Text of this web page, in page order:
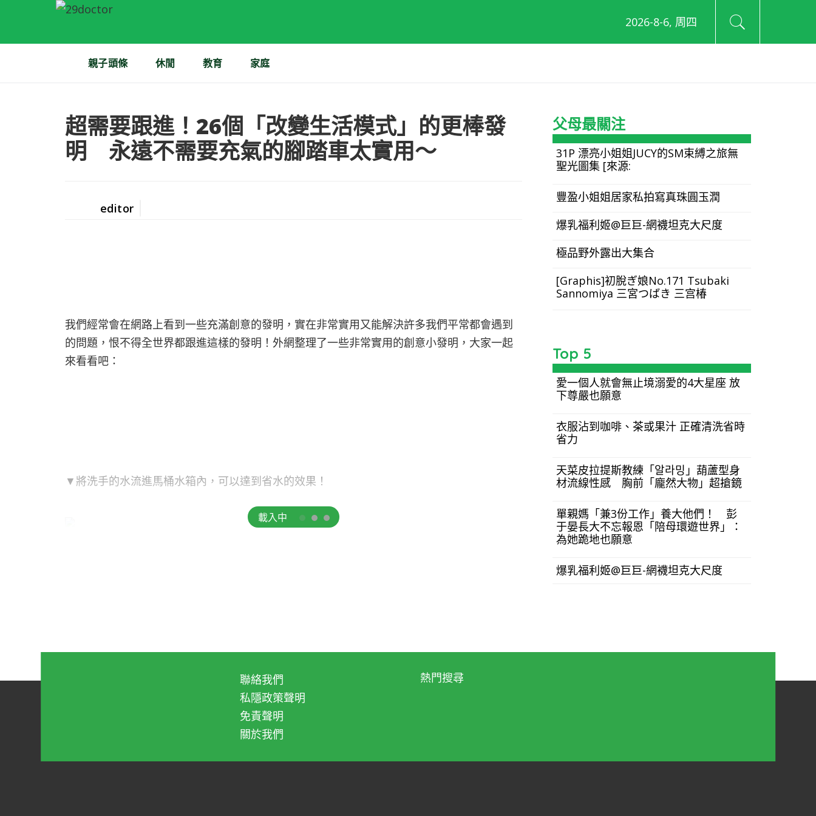
2026-8-6, 周四
親子頭條 休閒 教育 家庭
超需要跟進！26個「改變生活模式」的更棒發
明 永遠不需要充氣的腳踏車太實用～
editor
我們經常會在網路上看到一些充滿創意的發明，實在非常實用又能解決許多我們平常都會遇到
的問題，恨不得全世界都跟進這樣的發明！外網整理了一些非常實用的創意小發明，大家一起
來看看吧：
▼將洗手的水流進馬桶水箱內，可以達到省水的效果！
▼「如果你收集海灘上的一籃垃圾，我們將免費送你一杯咖啡。籃子可以向咖啡店內索取。」
閱讀全文
父母最關注
31P 漂亮小姐姐JUCY的SM束縛之旅無
聖光圖集 [來源:
豐盈小姐姐居家私拍寫真珠圓玉潤
爆乳福利姬@巨巨-網襪坦克大尺度
極品野外露出大集合
[Graphis]初脫ぎ娘No.171 Tsubaki
Sannomiya 三宮つばき 三宫椿
Top 5
愛一個人就會無止境溺愛的4大星座 放
下尊嚴也願意
衣服沾到咖啡、茶或果汁 正確清洗省時
省力
天菜皮拉提斯教練「알라밍」葫蘆型身
材流線性感 胸前「龐然大物」超搶鏡
單親媽「兼3份工作」養大他們！ 彭
于晏長大不忘報恩「陪母環遊世界」：
為她跪地也願意
爆乳福利姬@巨巨-網襪坦克大尺度
聯絡我們
私隱政策聲明
免責聲明
關於我們
熱門搜尋